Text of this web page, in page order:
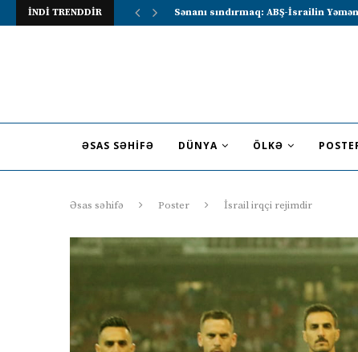
İNDİ TRENDDİR Lavrov Suriya prezidentini
ƏSAS SƏHIFƏ DÜNYA ÖLKƏ
Əsas səhifə Poster İsrail irqçi rejimdir